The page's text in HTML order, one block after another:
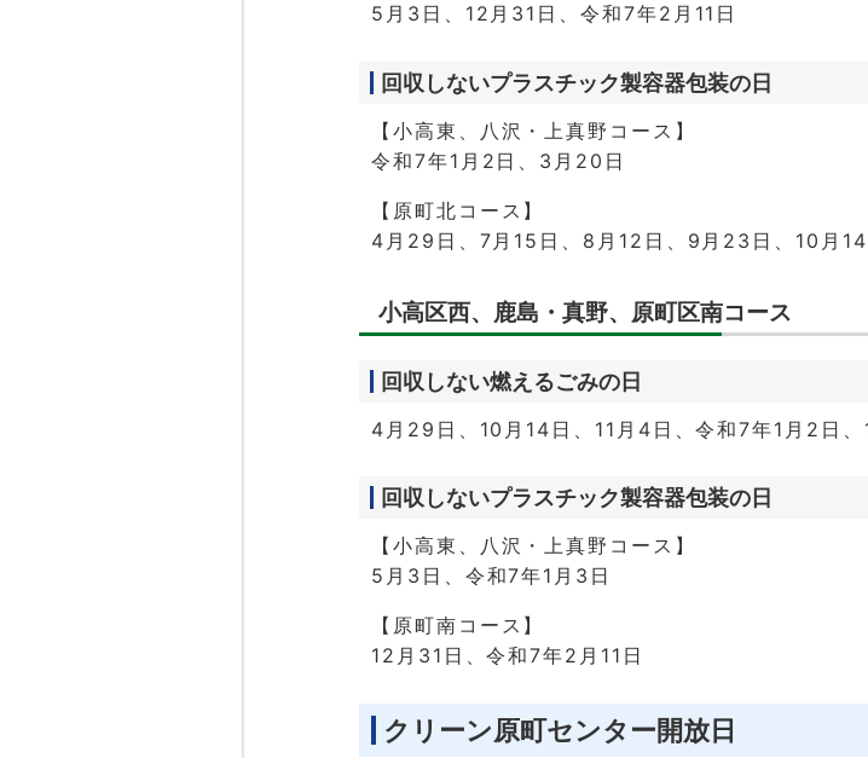
5月3日、12月31日、令和7年2月11日
回収しないプラスチック製容器包装の日
【小高東、八沢・上真野コース】
令和7年1月2日、3月20日
【原町北コース】
4月29日、7月15日、8月12日、9月23日、10月
小高区西、鹿島・真野、原町区南コース
回収しない燃えるごみの日
4月29日、10月14日、11月4日、令和7年1月2日
回収しないプラスチック製容器包装の日
【小高東、八沢・上真野コース】
5月3日、令和7年1月3日
【原町南コース】
12月31日、令和7年2月11日
クリーン原町センター開放日